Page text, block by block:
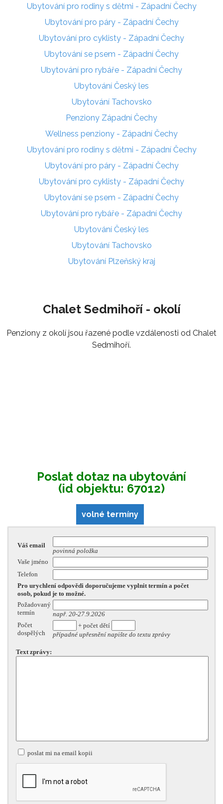
Ubytování pro rodiny s dětmi - Západní Čechy
Ubytování pro páry - Západní Čechy
Ubytování pro cyklisty - Západní Čechy
Ubytování se psem - Západní Čechy
Ubytování pro rybáře - Západní Čechy
Ubytování Český les
Ubytování Tachovsko
Penziony Západní Čechy
Wellness penziony - Západní Čechy
Ubytování pro rodiny s dětmi - Západní Čechy
Ubytování pro páry - Západní Čechy
Ubytování pro cyklisty - Západní Čechy
Ubytování se psem - Západní Čechy
Ubytování pro rybáře - Západní Čechy
Ubytování Český les
Ubytování Tachovsko
Ubytování Plzeňský kraj
Chalet Sedmihoří - okolí
Penziony z okolí jsou řazené podle vzdálenosti od Chalet
Sedmihoří.
Poslat dotaz na ubytování
(id objektu: 67012)
volné termíny